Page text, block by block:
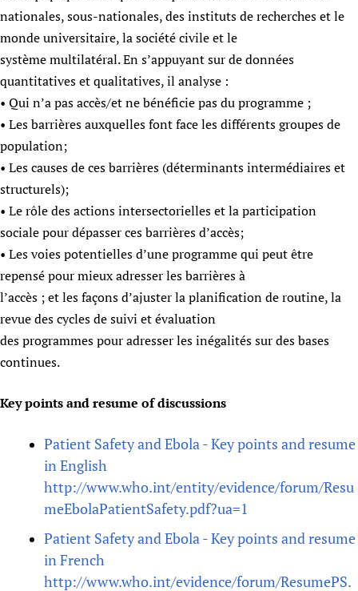
nationales, sous-nationales, des instituts de recherches et le
monde universitaire, la société civile et le
système multilatéral. En s’appuyant sur de données
quantitatives et qualitatives, il analyse :
• Qui n’a pas accès/et ne bénéficie pas du programme ;
• Les barrières auxquelles font face les différents groupes de
population;
• Les causes de ces barrières (déterminants intermédiaires et
structurels);
• Le rôle des actions intersectorielles et la participation
sociale pour dépasser ces barrières d’accès;
• Les voies potentielles d’une programme qui peut être
repensé pour mieux adresser les barrières à
l’accès ; et les façons d’ajuster la planification de routine, la
revue des cycles de suivi et évaluation
des programmes pour adresser les inégalités sur des bases
continues.
Key points and resume of discussions
Patient Safety and Ebola - Key points and resume
in English
http://www.who.int/entity/evidence/forum/Resu
meEbolaPatientSafety.pdf?ua=1
Patient Safety and Ebola - Key points and resume
in French
http://www.who.int/evidence/forum/ResumePS.